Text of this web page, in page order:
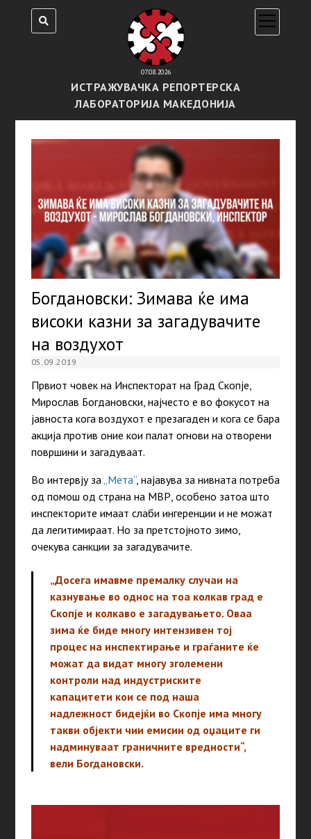
07.08.2026
ИСТРАЖУВАЧКА РЕПОРТЕРСКА
ЛАБОРАТОРИЈА МАКЕДОНИЈА
open
menu
Богдановски: Зимава ќе има
високи казни за загадувачите
на воздухот
05.09.2019
Првиот човек на Инспекторат на Град Скопје,
Мирослав Богдановски, најчесто е во фокусот на
јавноста кога воздухот е презагаден и кога се бара
акција против оние кои палат огнови на отворени
површини и загадуваат.
Во интервју за„Мета“, најавува за нивната потреба
од помош од страна на МВР, особено затоа што
инспекторите имаат слаби ингеренции и не можат
да легитимираат. Но за претстојното зимо,
очекува санкции за загадувачите.
„Досега имавме премалку случаи на
казнување во однос на тоа колкав град е
Скопје и колкаво е загадувањето. Оваа
зима ќе биде многу интензивен тој
процес на инспектирање и граѓаните ќе
можат да видат многу зголемени
контроли над индустриските
капацитети кои се под наша
надлежност бидејќи во Скопје има многу
такви објекти чии емисии од оџаците ги
надминуваат граничните вредности“,
вели Богдановски.